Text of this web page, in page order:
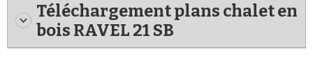
Téléchargement plans chalet en
bois RAVEL 21 SB